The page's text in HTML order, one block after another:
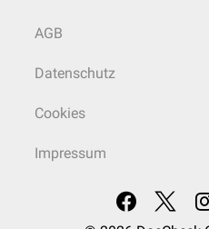
AGB
Datenschutz
Cookies
Impressum